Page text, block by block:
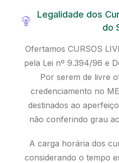
Legalidade dos
do
Ofertamos CURSOS
pela Lei nº 9.394/96 e
Por serem de livre
credenciamento no
destinados ao
não conferindo grau
A carga horária dos
considerando o tempo